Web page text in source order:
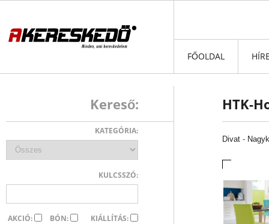
FŐOLDAL
HTK-
Divat -
Kereső:
KATEGÓRIA:
KULCSSZÓ:
AKCIÓ: BÓN: KIÁLLÍTÁS: